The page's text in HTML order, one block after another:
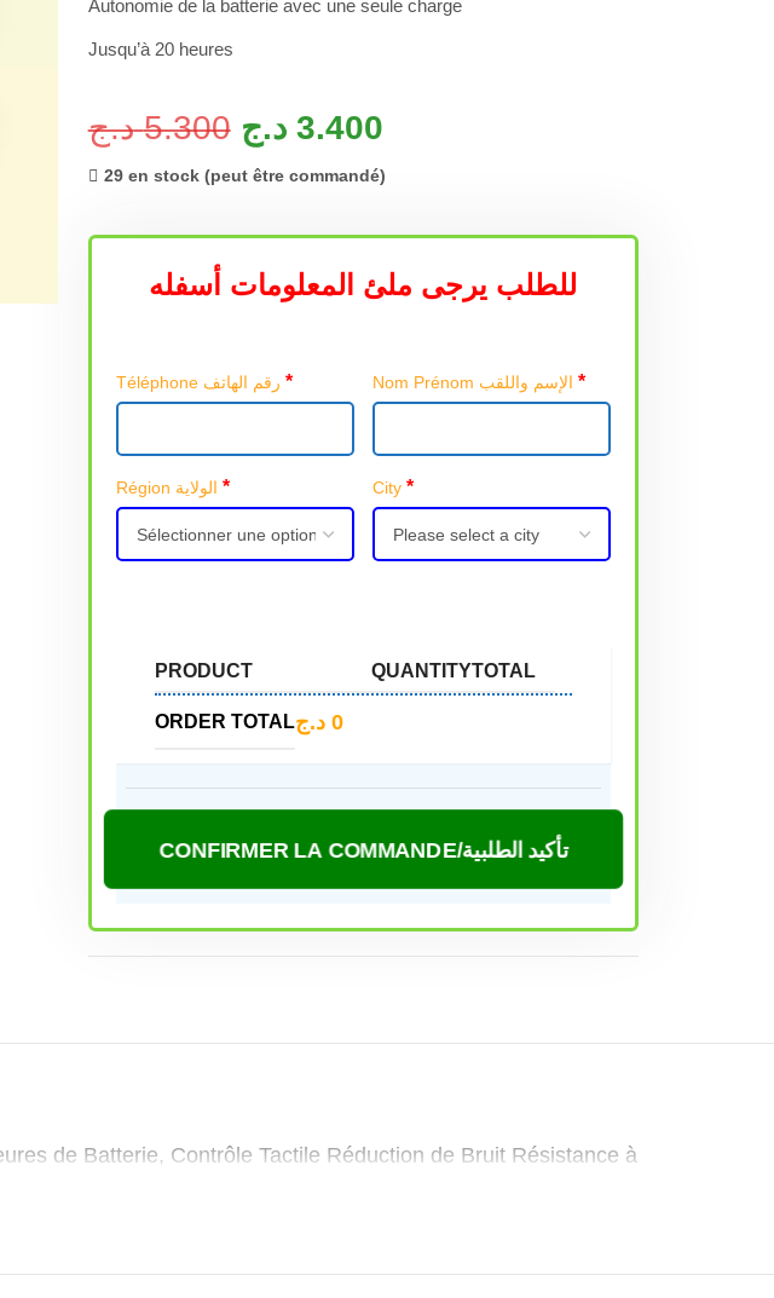
Autonomie de la batterie avec une seule charge
Jusqu’à 20 heures
5.300 د.ج 3.400 د.ج
29 en stock (peut être commandé)
للطلب يرجى ملئ المعلومات أسفله
* *
* City *
PRODUCT QUANTITYTOTAL
ORDER TOTAL 0 د.ج
CONFIRMER LA COMMANDE/تأكيد الطلبية
de Batterie, Contrôle Tactile Réduction de Bruit Résistance à